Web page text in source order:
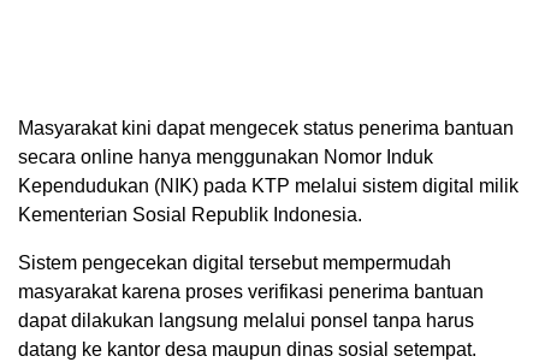
Masyarakat kini dapat mengecek status penerima bantuan
secara online hanya menggunakan Nomor Induk
Kependudukan (NIK) pada KTP melalui sistem digital milik
Kementerian Sosial Republik Indonesia.
Sistem pengecekan digital tersebut mempermudah
masyarakat karena proses verifikasi penerima bantuan
dapat dilakukan langsung melalui ponsel tanpa harus
datang ke kantor desa maupun dinas sosial setempat.